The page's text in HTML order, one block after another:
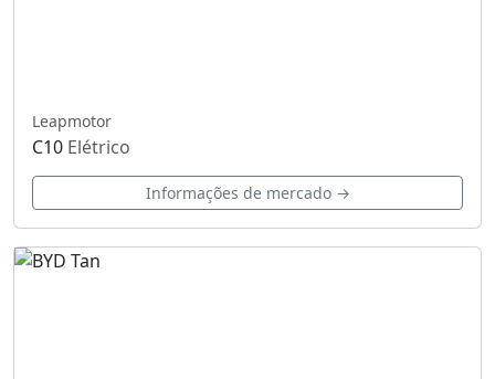
Leapmotor
C10 Elétrico
Informações de mercado →